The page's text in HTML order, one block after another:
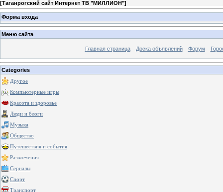
[Таганрогский сайт Интернет ТВ "МИЛЛИОН"]
Форма входа
Меню сайта
Главная страница Доска объявлений Форум
Categories
Другое
Компьютерные игры
Красота и здоровье
Люди и блоги
Музыка
Общество
Путешествия и события
Развлечения
Сериалы
Спорт
Транспорт